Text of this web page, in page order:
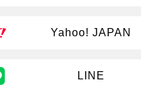
Yahoo! JAPAN
LINE